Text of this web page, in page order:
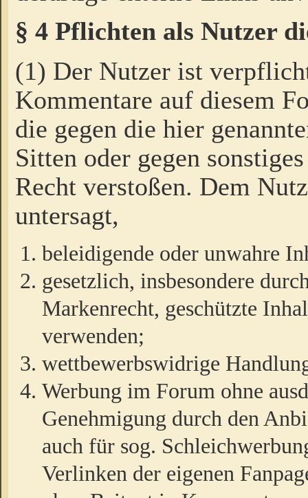
§ 4 Pflichten als Nutzer
(1) Der Nutzer ist
Kommentare auf diesem
die gegen die hier
Sitten oder gegen
Recht verstoßen. Dem
untersagt,
beleidigende oder unwahre
gesetzlich, insbesondere
Markenrecht, geschützte
verwenden;
wettbewerbswidrige
Werbung im Forum ohne
Genehmigung durch den
auch für sog.
Verlinken der eigenen